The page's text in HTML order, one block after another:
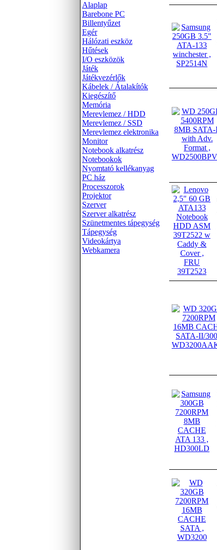
Alaplap
Barebone PC
Billentyűzet
Egér
Hálózati eszköz
Hűtések
I/O eszközök
Játék
Játékvezérlők
Kábelek / Átalakítók
Kiegészítő
Memória
Merevlemez / HDD
Merevlemez / SSD
Merevlemez elektronika
Monitor
Notebook alkatrész
Notebookok
Nyomtató kellékanyag
PC ház
Processzorok
Projektor
Szerver
Szerver alkatrész
Szünetmentes tápegység
Tápegység
Videokártya
Webkamera